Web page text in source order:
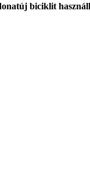
biciklit